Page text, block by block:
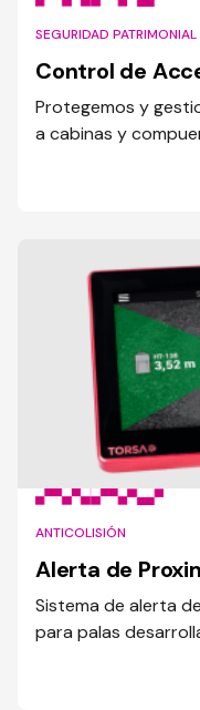
SEGURIDAD PATRIMONIAL
Control de
Protegemos y
a cabinas y
ANTICOLISIÓN
Alerta de
Sistema de alerta
para palas